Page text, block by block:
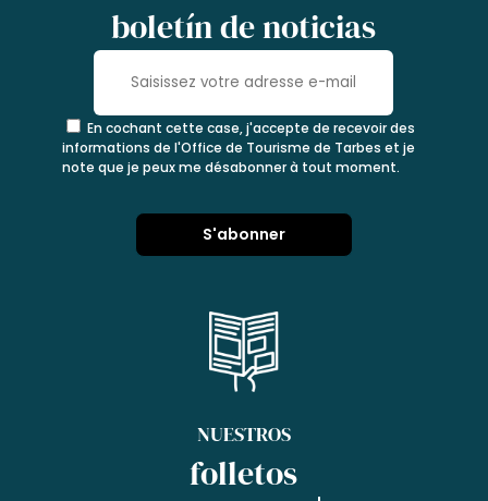
boletín de noticias
En cochant cette case, j'accepte de recevoir des
informations de l'Office de Tourisme de Tarbes et je
note que je peux me désabonner à tout moment.
NUESTROS
folletos